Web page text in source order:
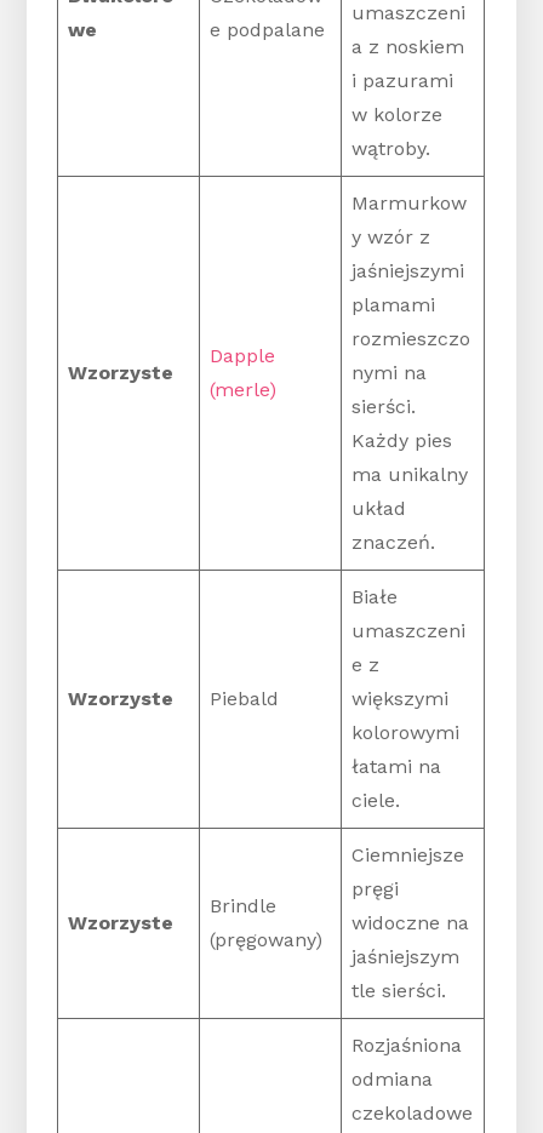
we
e podpalane
umaszczeni
a z noskiem
i pazurami
w kolorze
wątroby.
Wzorzyste
Dapple
(merle)
Marmurkow
y wzór z
jaśniejszymi
plamami
rozmieszczo
nymi na
sierści.
Każdy pies
ma unikalny
układ
znaczeń.
Wzorzyste Piebald
Białe
umaszczeni
e z
większymi
kolorowymi
łatami na
ciele.
Wzorzyste
Brindle
(pręgowany)
Ciemniejsze
pręgi
widoczne na
jaśniejszym
tle sierści.
Rozjaśniona
odmiana
czekoladowe